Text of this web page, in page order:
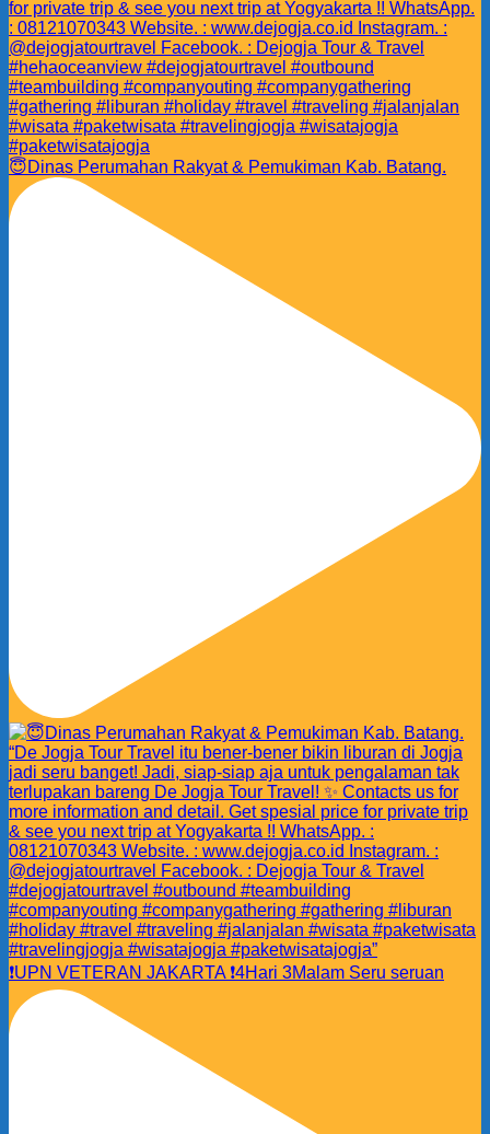
😇Dinas Perumahan Rakyat & Pemukiman Kab. Batang.
❗️UPN VETERAN JAKARTA ❗️4Hari 3Malam Seru seruan